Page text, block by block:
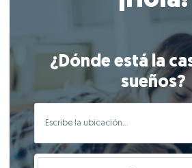
¿Dónde está la
sueños?